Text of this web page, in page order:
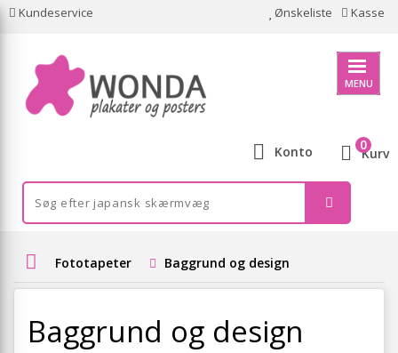
Kundeservice Ønskeliste Kasse
MENU
Konto Kurv
0
Fototapeter Baggrund og design
Baggrund og design